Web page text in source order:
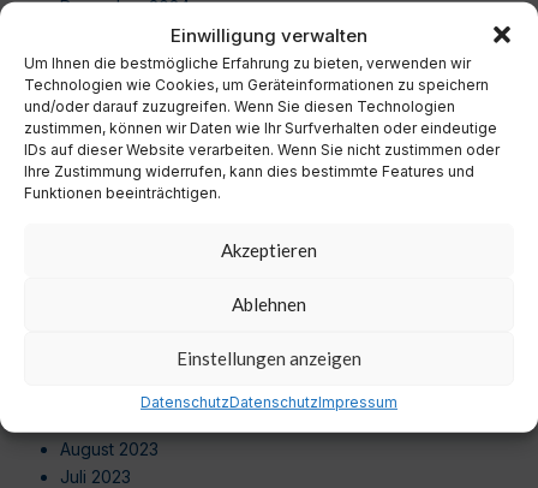
Einwilligung verwalten
Um Ihnen die bestmögliche Erfahrung zu bieten, verwenden wir
Technologien wie Cookies, um Geräteinformationen zu speichern
und/oder darauf zuzugreifen. Wenn Sie diesen Technologien
zustimmen, können wir Daten wie Ihr Surfverhalten oder eindeutige
IDs auf dieser Website verarbeiten. Wenn Sie nicht zustimmen oder
Ihre Zustimmung widerrufen, kann dies bestimmte Features und
Funktionen beeinträchtigen.
Akzeptieren
Ablehnen
Einstellungen anzeigen
DatenschutzDatenschutzImpressum
Dezember 2024
November 2024
Oktober 2024
September 2024
August 2024
Juli 2024
Juni 2024
Mai 2024
November 2023
Oktober 2023
August 2023
Juli 2023